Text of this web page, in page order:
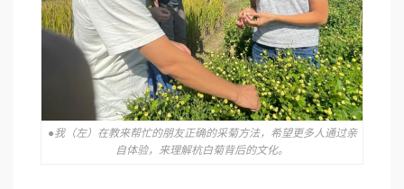
●我（左）在教来帮忙的朋友正确的采菊方法，希望更多人通过亲
自体验，来理解杭白菊背后的文化。